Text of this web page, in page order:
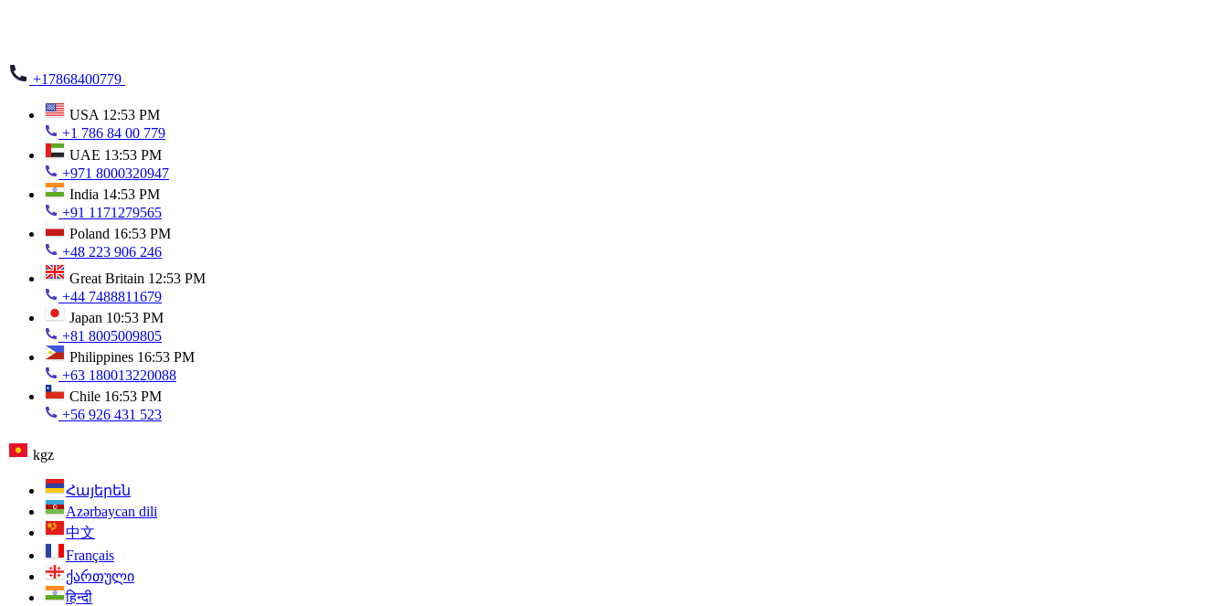
+17868400779
USA 12:53 PM
+1 786 84 00 779
UAE 13:53 PM
+971 8000320947
India 14:53 PM
+91 1171279565
Poland 16:53 PM
+48 223 906 246
Great Britain 12:53 PM
+44 7488811679
Japan 10:53 PM
+81 8005009805
Philippines 16:53 PM
+63 180013220088
Chile 16:53 PM
+56 926 431 523
kgz
Հայերեն
Azərbaycan dili
中文
Français
ქართული
हिन्दी